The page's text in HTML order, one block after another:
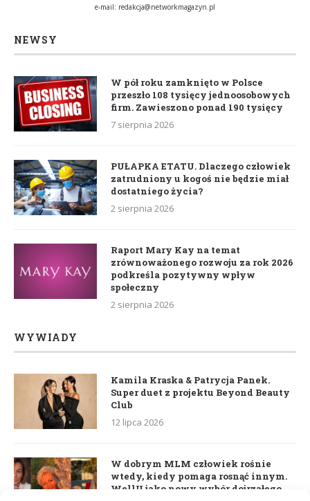
e-mail: redakcja@networkmagazyn.pl
NEWSY
W pół roku zamknięto w Polsce
przeszło 108 tysięcy jednoosobowych
firm. Zawieszono ponad 190 tysięcy
7 sierpnia 2026
PUŁAPKA ETATU. Dlaczego człowiek
zatrudniony u kogoś nie będzie miał
dostatniego życia?
2 sierpnia 2026
Raport Mary Kay na temat
zrównoważonego rozwoju za rok 2026
podkreśla pozytywny wpływ
społeczny
2 sierpnia 2026
WYWIADY
Kamila Kraska & Patrycja Panek.
Super duet z projektu Beyond Beauty
Club
12 lipca 2026
W dobrym MLM człowiek rośnie
wtedy, kiedy pomaga rosnąć innym.
WellU jako nowy wybór dojrzałego